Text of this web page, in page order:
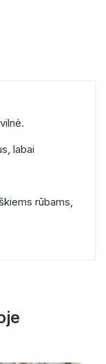
labai
rūbams,